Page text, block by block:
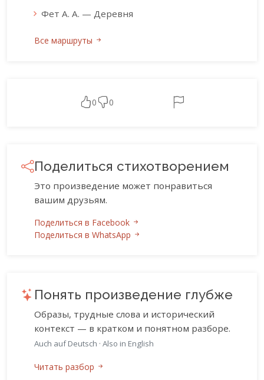
Фет А. А. — Деревня
Все маршруты
0 0
Поделиться стихотворением
Это произведение может понравиться
вашим друзьям.
Поделиться в Facebook
Поделиться в WhatsApp
Понять произведение глубже
Образы, трудные слова и исторический
контекст — в кратком и понятном разборе.
Auch auf Deutsch · Also in English
Читать разбор